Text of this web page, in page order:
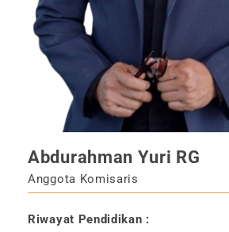
Abdurahman Yuri RG
Anggota Komisaris
Riwayat Pendidikan :